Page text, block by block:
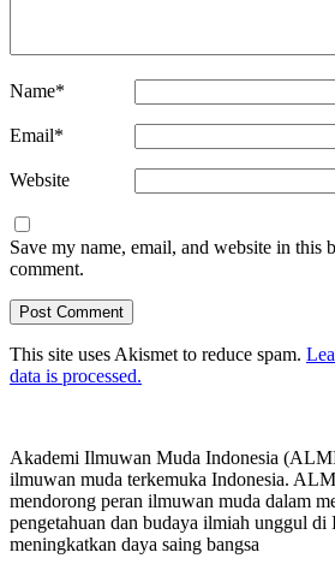
Name*
Email*
Website
Save my name, email, and website in this
comment.
This site uses Akismet to reduce spam.
data is processed.
Akademi Ilmuwan Muda Indonesia
ilmuwan muda terkemuka Indonesia.
mendorong peran ilmuwan muda dalam
pengetahuan dan budaya ilmiah unggul di
meningkatkan daya saing bangsa